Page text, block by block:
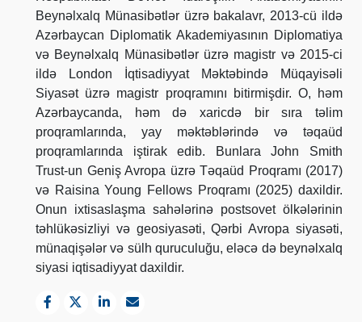
Beynəlxalq Münasibətlər üzrə bakalavr, 2013-cü ildə
Azərbaycan Diplomatik Akademiyasının Diplomatiya
və Beynəlxalq Münasibətlər üzrə magistr və 2015-ci
ildə London İqtisadiyyat Məktəbində Müqayisəli
Siyasət üzrə magistr proqramını bitirmişdir. O, həm
Azərbaycanda, həm də xaricdə bir sıra təlim
proqramlarında, yay məktəblərində və təqaüd
proqramlarında iştirak edib. Bunlara John Smith
Trust-un Geniş Avropa üzrə Təqaüd Proqramı (2017)
və Raisina Young Fellows Proqramı (2025) daxildir.
Onun ixtisaslaşma sahələrinə postsovet ölkələrinin
təhlükəsizliyi və geosiyasəti, Qərbi Avropa siyasəti,
münaqişələr və sülh quruculuğu, eləcə də beynəlxalq
siyasi iqtisadiyyat daxildir.